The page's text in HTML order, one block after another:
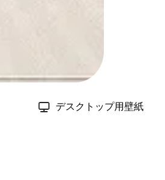
デスクトップ用壁紙